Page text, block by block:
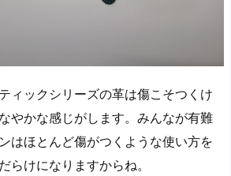
ィックシリーズの革は傷こそつくけ
やかな感じがします。みんなが有難
はほとんど傷がつくような使い方を
らけになりますからね。